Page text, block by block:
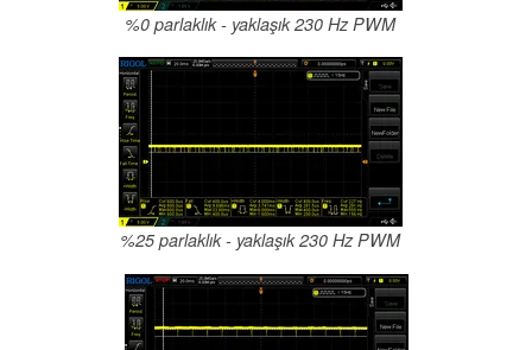
%0 parlaklık - yaklaşık 230 Hz PWM
%25 parlaklık - yaklaşık 230 Hz PWM